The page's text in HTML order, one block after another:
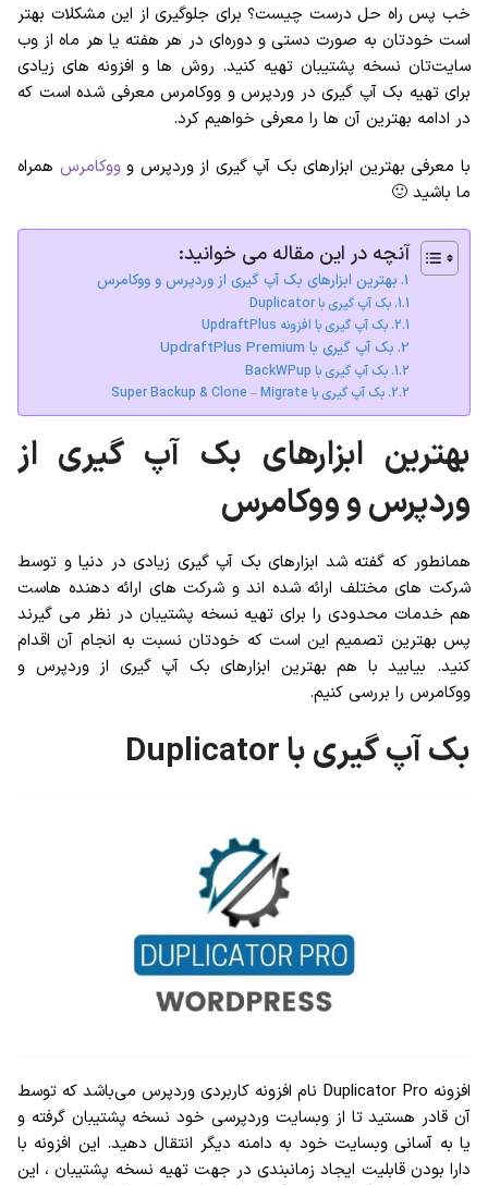
خب پس راه حل درست چیست؟ برای جلوگیری از این مشکلات بهتر
است خودتان به صورت دستی و دوره‌ای در هر هفته یا هر ماه از وب
سایت‌تان نسخه پشتیبان تهیه کنید. روش ها و افزونه های زیادی
برای تهیه بک آپ گیری در وردپرس و ووکامرس معرفی شده است که
در ادامه بهترین آن ها را معرفی خواهیم کرد.
با معرفی بهترین ابزارهای بک آپ گیری از وردپرس وووکامرس همراه
ما باشید 🙂
آنچه در این مقاله می خوانید:
بهترین ابزارهای بک آپ گیری از وردپرس و ووکامرس
بک آپ گیری با Duplicator
بک آپ گیری با افزونه UpdraftPlus
بک آپ گیری با UpdraftPlus Premium
بک آپ گیری با BackWPup
بک آپ گیری با Super Backup & Clone – Migrate
بهترین ابزارهای بک آپ گیری از
وردپرس و ووکامرس
همانطور که گفته شد ابزارهای بک آپ گیری زیادی در دنیا و توسط
شرکت های مختلف ارائه شده اند و شرکت های ارائه دهنده هاست
هم خدمات محدودی را برای تهیه نسخه پشتیبان در نظر می گیرند
پس بهترین تصمیم این است که خودتان نسبت به انجام آن اقدام
کنید. بیابید با هم بهترین ابزارهای بک آپ گیری از وردپرس و
ووکامرس را بررسی کنیم.
بک آپ گیری با Duplicator
افزونه Duplicator Pro نام افزونه کاربردی وردپرس می‌باشد که توسط
آن قادر هستید تا از وبسایت وردپرسی خود نسخه پشتیبان گرفته و
یا به آسانی وبسایت خود به دامنه دیگر انتقال دهید. این افزونه با
دارا بودن قابلیت ایجاد زمانبندی در جهت تهیه نسخه پشتیبان ، این